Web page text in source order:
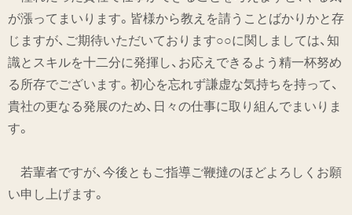
が漲ってまいります。皆様から教えを請うことばかりかと存
じますが、ご期待いただいております○○に関しましては、知
識とスキルを十二分に発揮し、お応えできるよう精一杯努め
る所存でございます。初心を忘れず謙虚な気持ちを持って、
貴社の更なる発展のため、日々の仕事に取り組んでまいりま
す。
若輩者ですが、今後ともご指導ご鞭撻のほどよろしくお願
い申し上げます。